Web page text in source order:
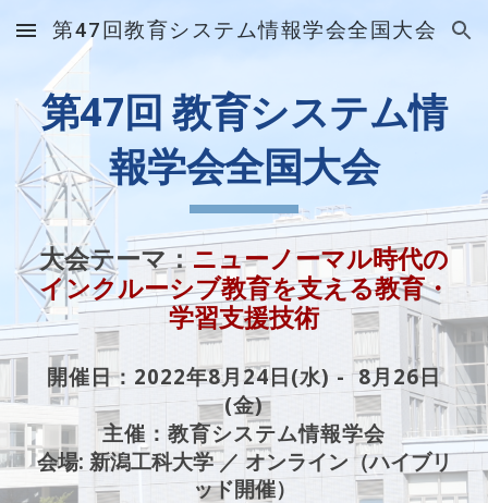
Skip to main content Skip to navigation
第47回教育システム情報学会全国大会
第47回 教育システム情
報学会全国大会
大会テーマ：ニューノーマル時代の
インクルーシブ教育を支える教育・
学習支援技術
開催日： 2022年8月24日(水) - 8月26日
(金)
主催：教育システム情報学会
会場: 新潟工科大学／ オンライン （ハイブリ
ッド開催）